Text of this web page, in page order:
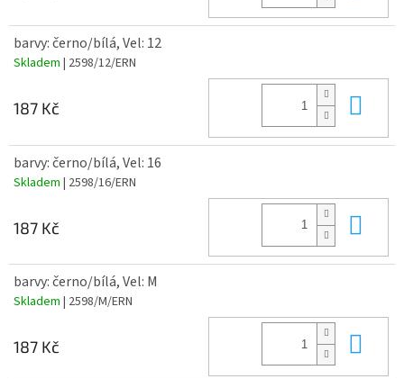
barvy: černo/bílá, Vel: 12
Skladem | 2598/12/ERN
187 Kč
barvy: černo/bílá, Vel: 16
Skladem | 2598/16/ERN
187 Kč
barvy: černo/bílá, Vel: M
Skladem | 2598/M/ERN
187 Kč